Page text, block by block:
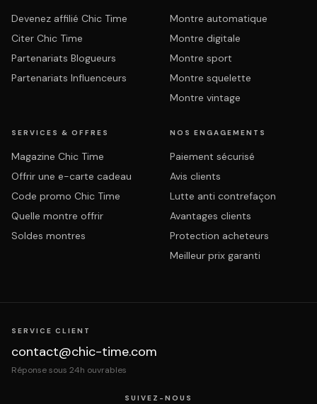
Devenez affilié Chic Time
Citer Chic Time
Partenariats Blogueurs
Partenariats Influenceurs
Montre automatique
Montre digitale
Montre sport
Montre squelette
Montre vintage
SERVICES & OFFRES
Magazine Chic Time
Offrir une e-carte cadeau
Code promo Chic Time
Quelle montre offrir
Soldes montres
NOS ENGAGEMENTS
Paiement sécurisé
Avis clients
Lutte anti contrefaçon
Avantages clients
Protection acheteurs
Meilleur prix garanti
SERVICE CLIENT
contact@chic-time.com
Réponse sous 24h ouvrables
SUIVEZ-NOUS